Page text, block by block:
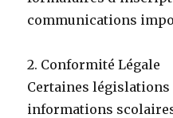
communications
2. Conformité Légale
Certaines législations
informations